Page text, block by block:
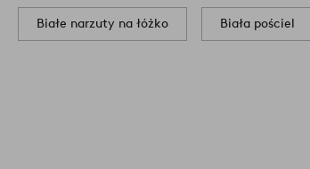
Białe narzuty na łóżko Biała pościel